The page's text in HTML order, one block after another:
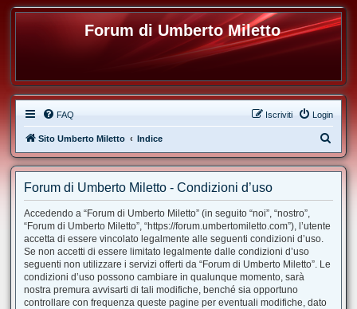
Forum di Umberto Miletto
FAQ Login
Iscriviti
Sito Umberto Miletto Indice
e
Forum di Umberto Miletto - Condizioni d’uso
Accedendo a “Forum di Umberto Miletto” (in seguito “noi”, “nostro”,
“Forum di Umberto Miletto”, “https://forum.umbertomiletto.com”), l’utente
accetta di essere vincolato legalmente alle seguenti condizioni d’uso.
Se non accetti di essere limitato legalmente dalle condizioni d’uso
seguenti non utilizzare i servizi offerti da “Forum di Umberto Miletto”. Le
condizioni d’uso possono cambiare in qualunque momento, sarà
nostra premura avvisarti di tali modifiche, benché sia opportuno
controllare con frequenza queste pagine per eventuali modifiche, dato